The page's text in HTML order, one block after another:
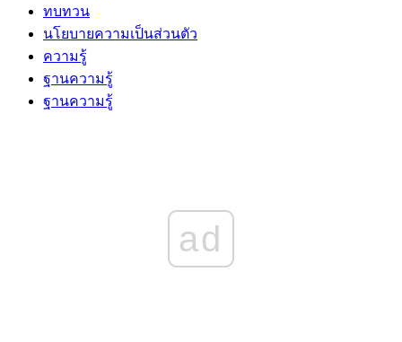
ทบทวน
นโยบายความเป็นส่วนตัว
ความรู้
ฐานความรู้
ฐานความรู้
ad